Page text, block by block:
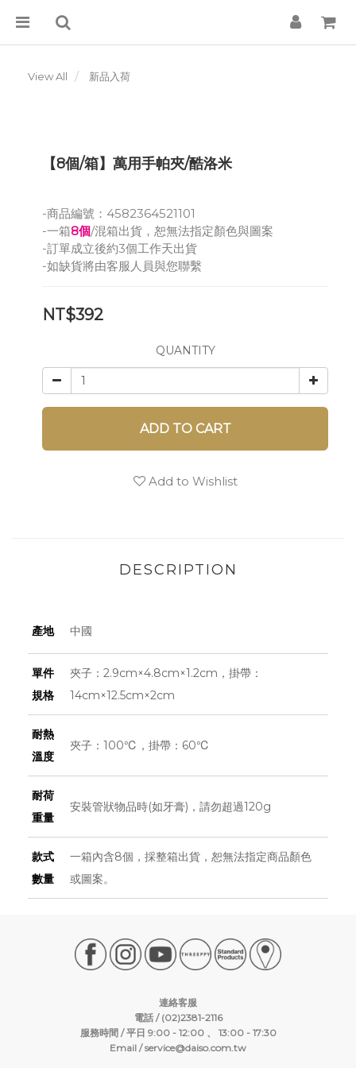
View All 新品入荷
【8個/箱】萬用手帕夾/酷洛米
-商品編號：4582364521101
-一箱8個/混箱出貨，恕無法指定顏色與圖案
-訂單成立後約3個工作天出貨
-如缺貨將由客服人員與您聯繫
NT$392
QUANTITY
ADD TO CART
Add to Wishlist
DESCRIPTION
產地 中國
單件
規格
夾子：2.9cm×4.8cm×1.2cm，掛帶：
14cm×12.5cm×2cm
耐熱
溫度
夾子：100℃，掛帶：60℃
耐荷
重量
安裝管狀物品時(如牙膏)，請勿超過120g
款式
數量
一箱內含8個，採整箱出貨，恕無法指定商品顏色
或圖案。
連絡客服
電話 / (02)2381-2116
服務時間 / 平日 9:00 - 12:00 、 13:00 - 17:30
Email /service@daiso.com.tw